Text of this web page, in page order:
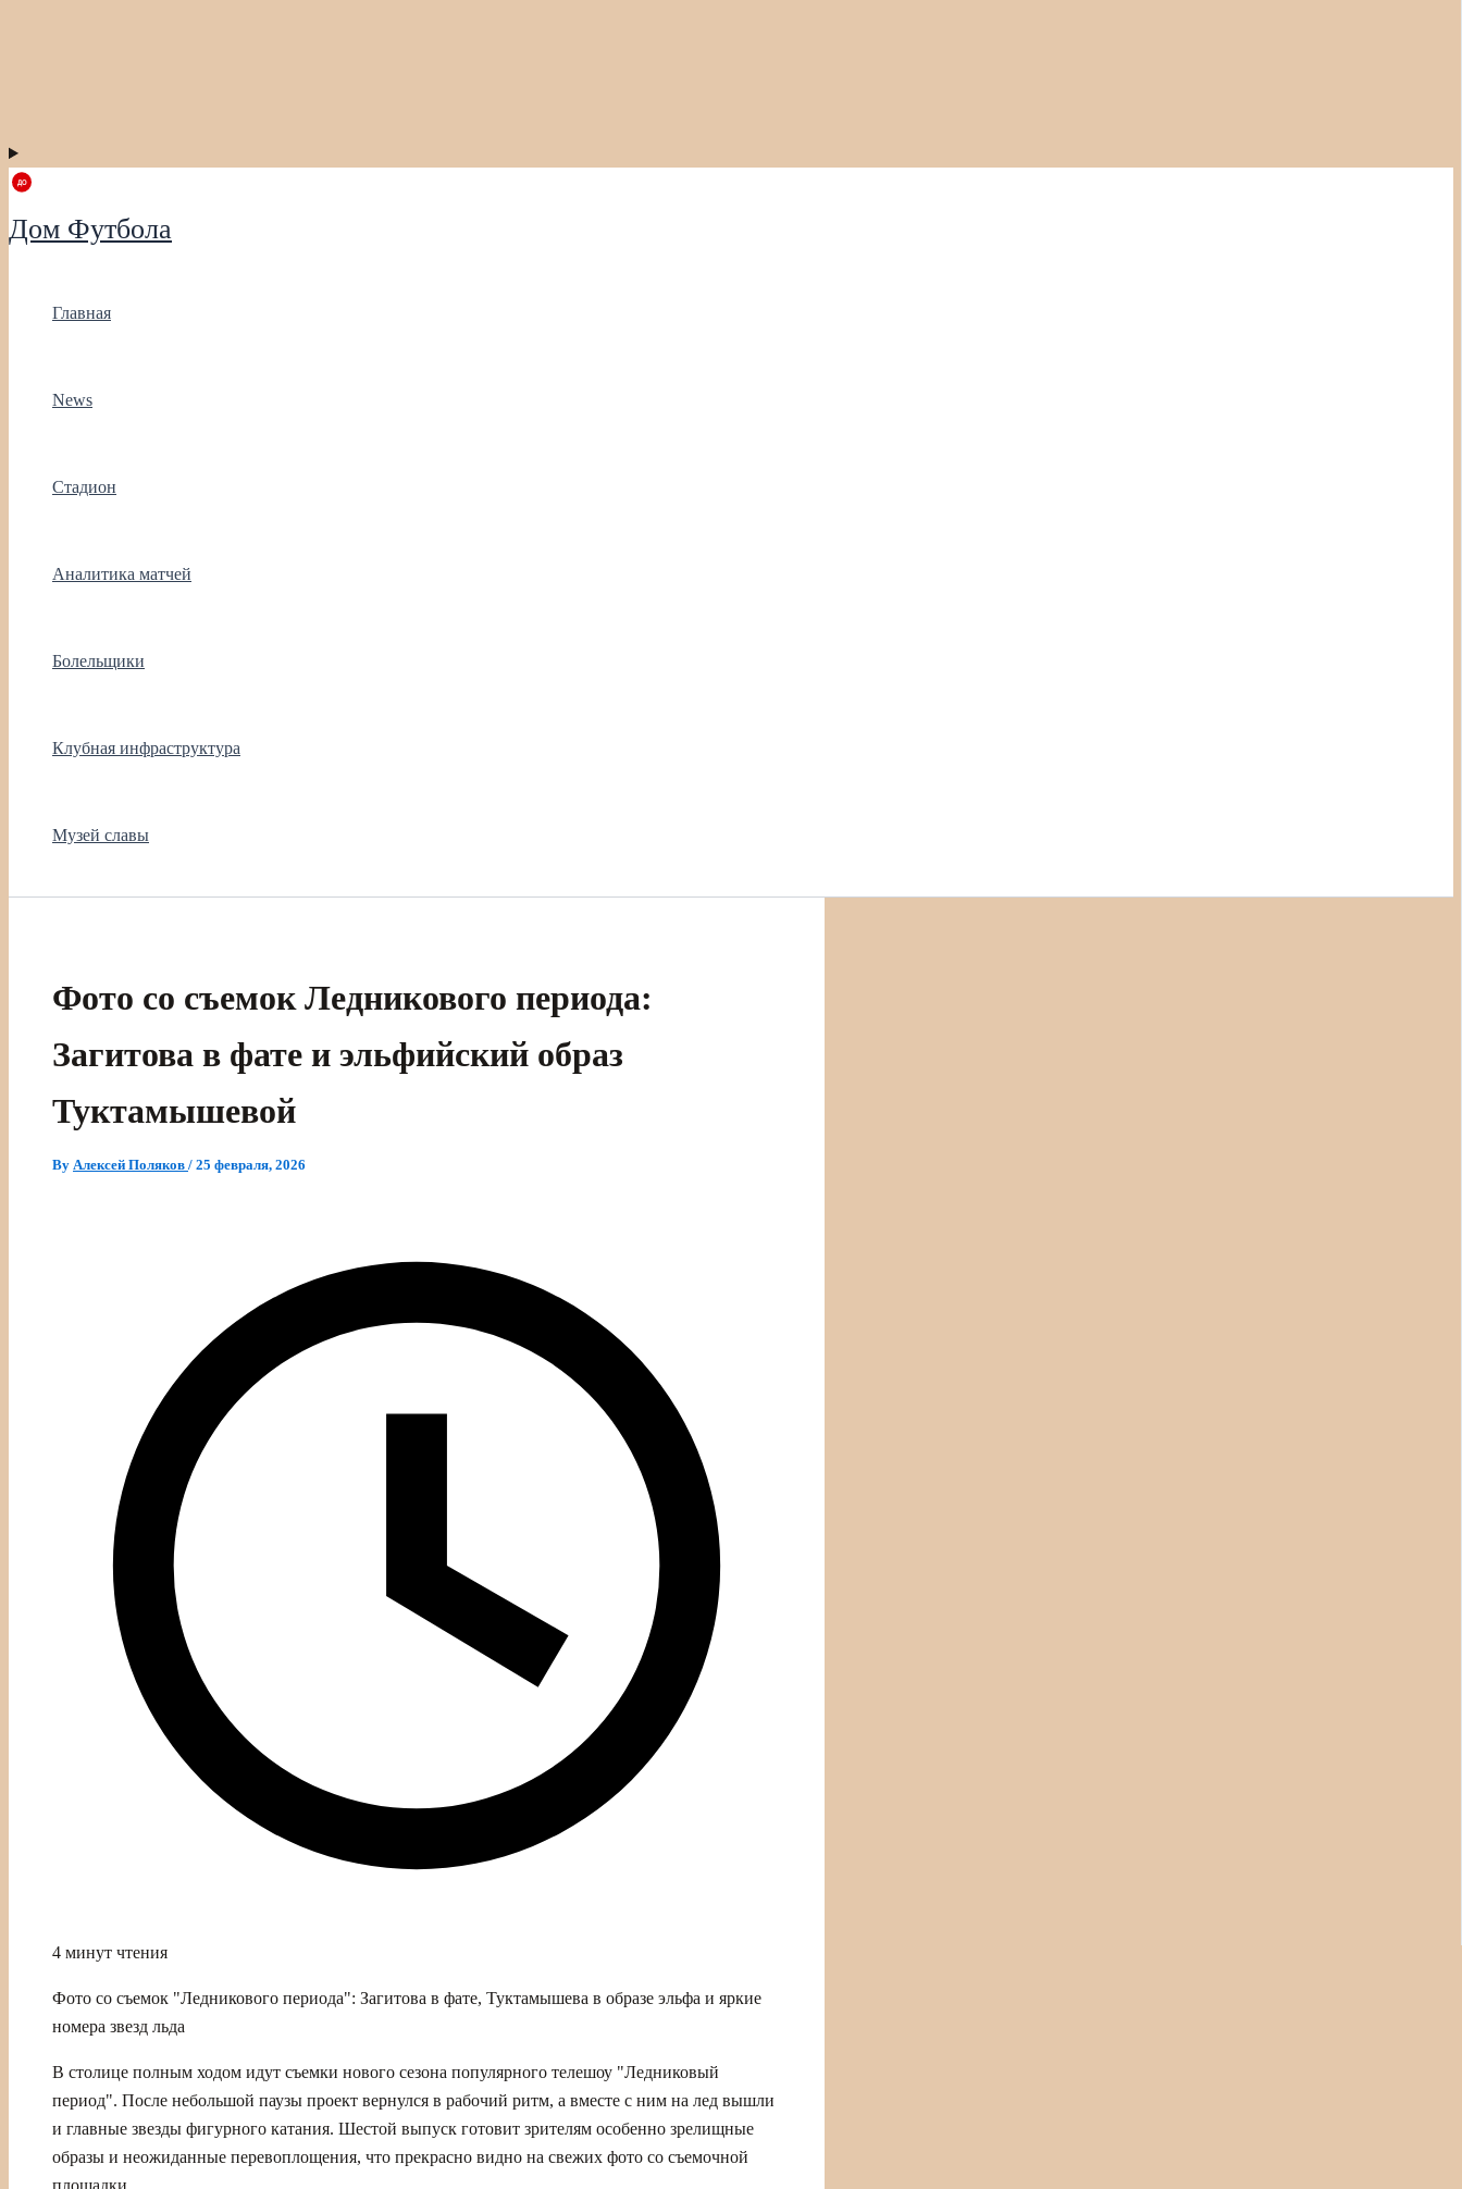
Дом Футбола
Главная
News
Стадион
Аналитика матчей
Болельщики
Клубная инфраструктура
Музей славы
Фото со съемок Ледникового периода:
Загитова в фате и эльфийский образ
Туктамышевой
By Алексей Поляков / 25 февраля, 2026
4 минут чтения
Фото со съемок "Ледникового периода": Загитова в фате, Туктамышева в образе эльфа и яркие
номера звезд льда
В столице полным ходом идут съемки нового сезона популярного телешоу "Ледниковый
период". После небольшой паузы проект вернулся в рабочий ритм, а вместе с ним на лед вышли
и главные звезды фигурного катания. Шестой выпуск готовит зрителям особенно зрелищные
образы и неожиданные перевоплощения, что прекрасно видно на свежих фото со съемочной